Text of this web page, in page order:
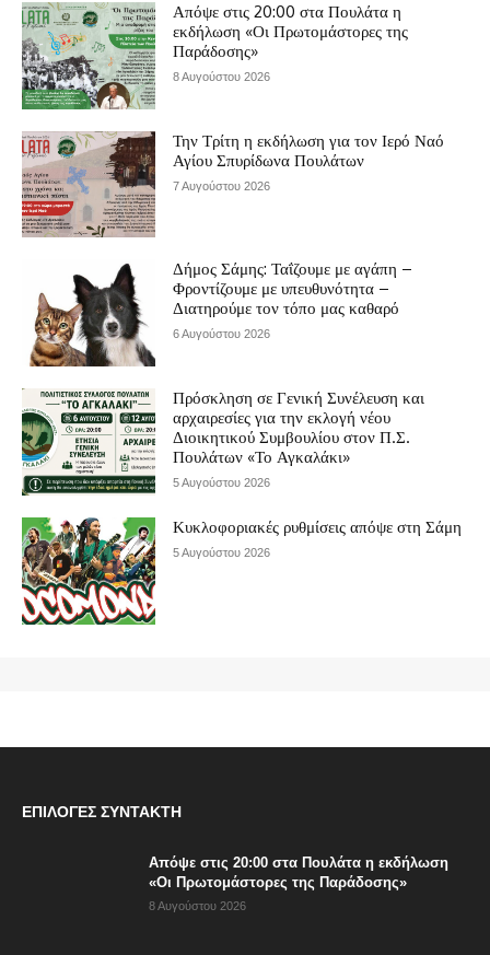
Απόψε στις 20:00 στα Πουλάτα η
εκδήλωση «Οι Πρωτομάστορες της
Παράδοσης»
8 Αυγούστου 2026
Την Τρίτη η εκδήλωση για τον Ιερό Ναό
Αγίου Σπυρίδωνα Πουλάτων
7 Αυγούστου 2026
Δήμος Σάμης: Ταΐζουμε με αγάπη –
Φροντίζουμε με υπευθυνότητα –
Διατηρούμε τον τόπο μας καθαρό
6 Αυγούστου 2026
Πρόσκληση σε Γενική Συνέλευση και
αρχαιρεσίες για την εκλογή νέου
Διοικητικού Συμβουλίου στον Π.Σ.
Πουλάτων «Το Αγκαλάκι»
5 Αυγούστου 2026
Κυκλοφοριακές ρυθμίσεις απόψε στη Σάμη
5 Αυγούστου 2026
ΕΠΙΛΟΓΈΣ ΣΥΝΤΆΚΤΗ
Απόψε στις 20:00 στα Πουλάτα η εκδήλωση
«Οι Πρωτομάστορες της Παράδοσης»
8 Αυγούστου 2026